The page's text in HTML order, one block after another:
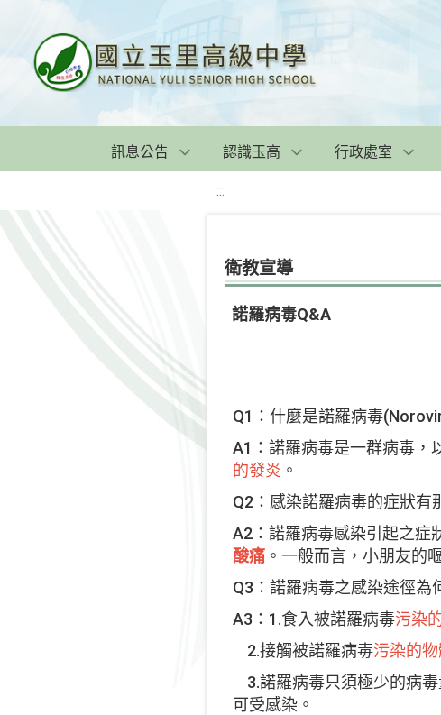
訊息公告 認識玉高 行政處室
:::
衛教宣導
諾羅病毒Q&A
Q1：什麼是諾羅病毒
A1：諾羅病毒是一群病毒，
的發炎 。
Q2：感染諾羅病毒的症狀有
A2：諾羅病毒感染引起之症
酸痛 。一般而言，小朋友的
Q3：諾羅病毒之感染途徑為
A3：1.食入被諾羅病毒污染
2.接觸被諾羅病毒污染的
3.諾羅病毒只須極少的病
可受感染。